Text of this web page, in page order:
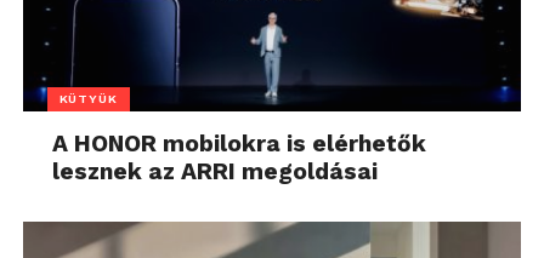
KÜTYÜK
A HONOR mobilokra is elérhetők
lesznek az ARRI megoldásai